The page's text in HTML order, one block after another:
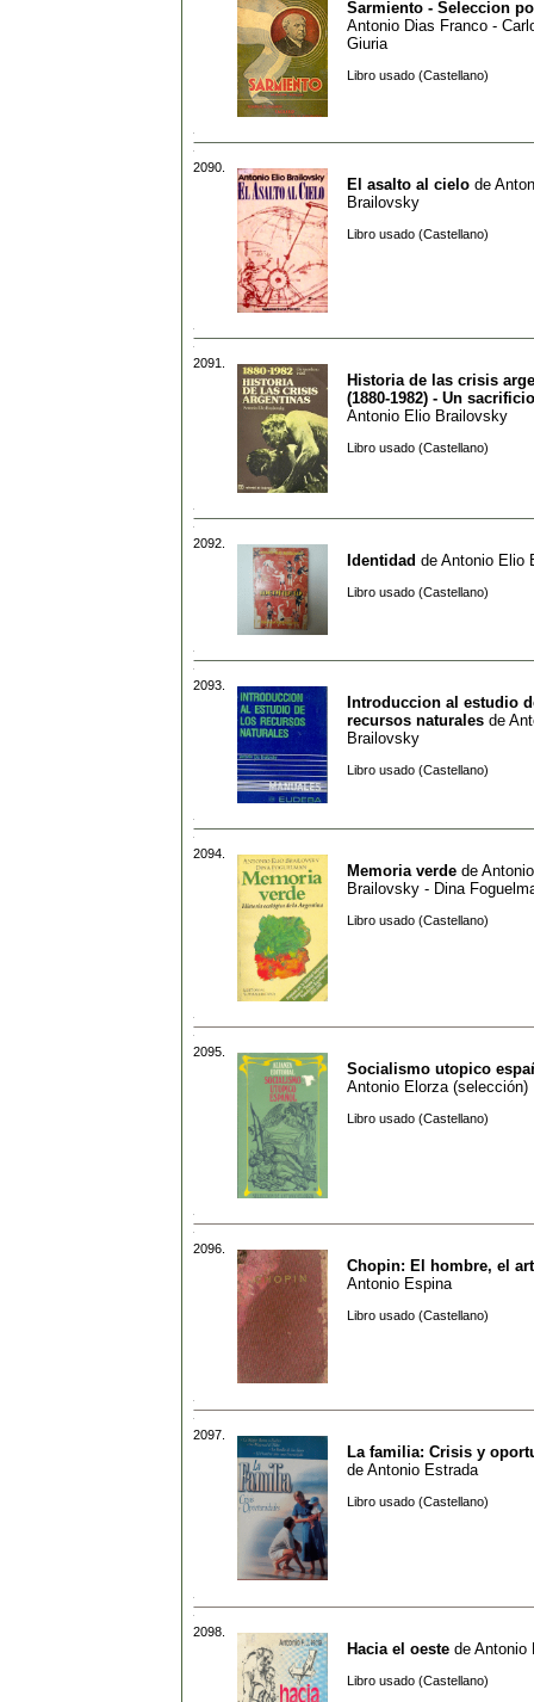
Sarmiento - Seleccion
Antonio Dias Franco -
Giuria
Libro usado (Castellano)
2090.
El asalto al cielo de
Brailovsky
Libro usado (Castellano)
2091.
Historia de las crisis
(1880-1982) - Un
Antonio Elio Brailovsky
Libro usado (Castellano)
2092.
Identidad de Antonio Elio
Libro usado (Castellano)
2093.
Introduccion al estudio
recursos naturales de
Brailovsky
Libro usado (Castellano)
2094.
Memoria verde de
Brailovsky - Dina
Libro usado (Castellano)
2095.
Socialismo utopico
Antonio Elorza (selección)
Libro usado (Castellano)
2096.
Chopin: El hombre, el
Antonio Espina
Libro usado (Castellano)
2097.
La familia: Crisis y
de Antonio Estrada
Libro usado (Castellano)
2098.
Hacia el oeste de Antonio
Libro usado (Castellano)